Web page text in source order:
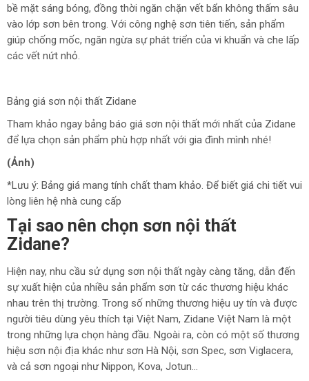
bề mặt sáng bóng, đồng thời ngăn chặn vết bẩn không thấm sâu
vào lớp sơn bên trong. Với công nghệ sơn tiên tiến, sản phẩm
giúp chống mốc, ngăn ngừa sự phát triển của vi khuẩn và che lấp
các vết nứt nhỏ.
Bảng giá sơn nội thất Zidane
Tham khảo ngay bảng báo giá sơn nội thất mới nhất của Zidane
để lựa chọn sản phẩm phù hợp nhất với gia đình mình nhé!
(Ảnh)
*Lưu ý: Bảng giá mang tính chất tham khảo. Để biết giá chi tiết vui
lòng liên hệ nhà cung cấp
Tại sao nên chọn sơn nội thất
Zidane?
Hiện nay, nhu cầu sử dụng sơn nội thất ngày càng tăng, dẫn đến
sự xuất hiện của nhiều sản phẩm sơn từ các thương hiệu khác
nhau trên thị trường. Trong số những thương hiệu uy tín và được
người tiêu dùng yêu thích tại Việt Nam, Zidane Việt Nam là một
trong những lựa chọn hàng đầu. Ngoài ra, còn có một số thương
hiệu sơn nội địa khác như sơn Hà Nội, sơn Spec, sơn Viglacera,
và cả sơn ngoại như Nippon, Kova, Jotun…